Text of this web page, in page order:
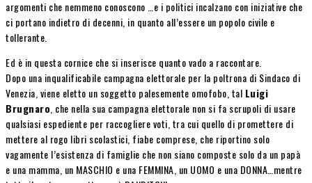
argomenti che nemmeno conoscono …e i politici incalzano con iniziative che
ci portano indietro di decenni, in quanto all’essere un popolo civile e
tollerante.
Ed è in questa cornice che si inserisce quanto vado a raccontare.
Dopo una inqualificabile campagna elettorale per la poltrona di Sindaco di
Venezia, viene eletto un soggetto palesemente omofobo, tal Luigi
Brugnaro , che nella sua campagna elettorale non si fa scrupoli di usare
qualsiasi espediente per raccogliere voti, tra cui quello di promettere di
mettere al rogo libri scolastici, fiabe comprese, che riportino solo
vagamente l’esistenza di famiglie che non siano composte solo da un papà
e una mamma, un MASCHIO e una FEMMINA, un UOMO e una DONNA…mentre